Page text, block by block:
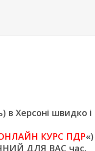
Херсоні швидко і
КУРС ПДР«)
ДЛЯ ВАС час.